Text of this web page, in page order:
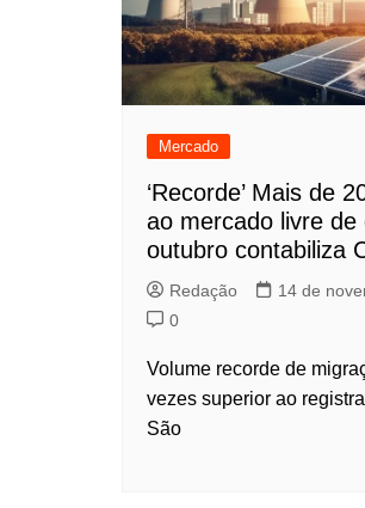
Mercado
‘Recorde’ Mais de
ao mercado livre de
outubro contabiliza
Redação
14 de
0
Volume recorde de
vezes superior ao
São